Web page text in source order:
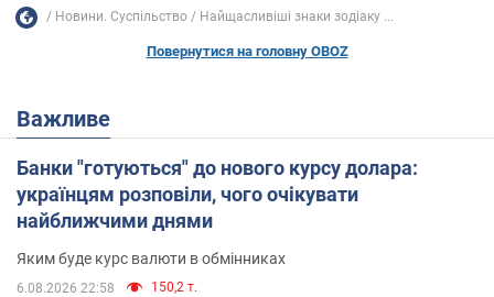
Новини. Суспільство Найщасливіші знаки зодіаку ...
Повернутися на головну OBOZ
Важливе
Банки "готуються" до нового курсу долара:
українцям розповіли, чого очікувати
найближчими днями
Яким буде курс валюти в обмінниках
6.08.2026 22:58 150,2 т.